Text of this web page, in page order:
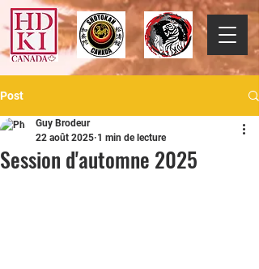
Post
Session d'automne 2025
Guy Brodeur
22 août 2025 1 min de lecture